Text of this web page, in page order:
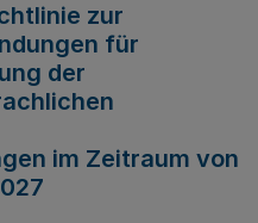
zur
für
der
im Zeitraum von